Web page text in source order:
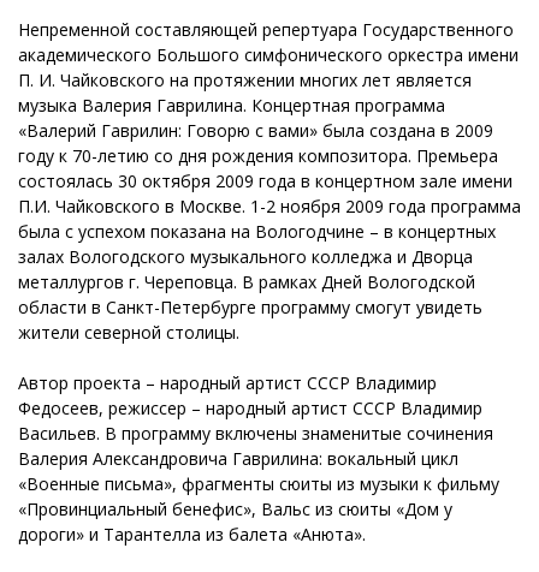
Непременной составляющей репертуара Государственного
академического Большого симфонического оркестра имени
П. И. Чайковского на протяжении многих лет является
музыка Валерия Гаврилина. Концертная программа
«Валерий Гаврилин: Говорю с вами» была создана в 2009
году к 70-летию со дня рождения композитора. Премьера
состоялась 30 октября 2009 года в концертном зале имени
П.И. Чайковского в Москве. 1-2 ноября 2009 года программа
была с успехом показана на Вологодчине – в концертных
залах Вологодского музыкального колледжа и Дворца
металлургов г. Череповца. В рамках Дней Вологодской
области в Санкт-Петербурге программу смогут увидеть
жители северной столицы.
Автор проекта – народный артист СССР Владимир
Федосеев, режиссер – народный артист СССР Владимир
Васильев. В программу включены знаменитые сочинения
Валерия Александровича Гаврилина: вокальный цикл
«Военные письма», фрагменты сюиты из музыки к фильму
«Провинциальный бенефис», Вальс из сюиты «Дом у
дороги» и Тарантелла из балета «Анюта».